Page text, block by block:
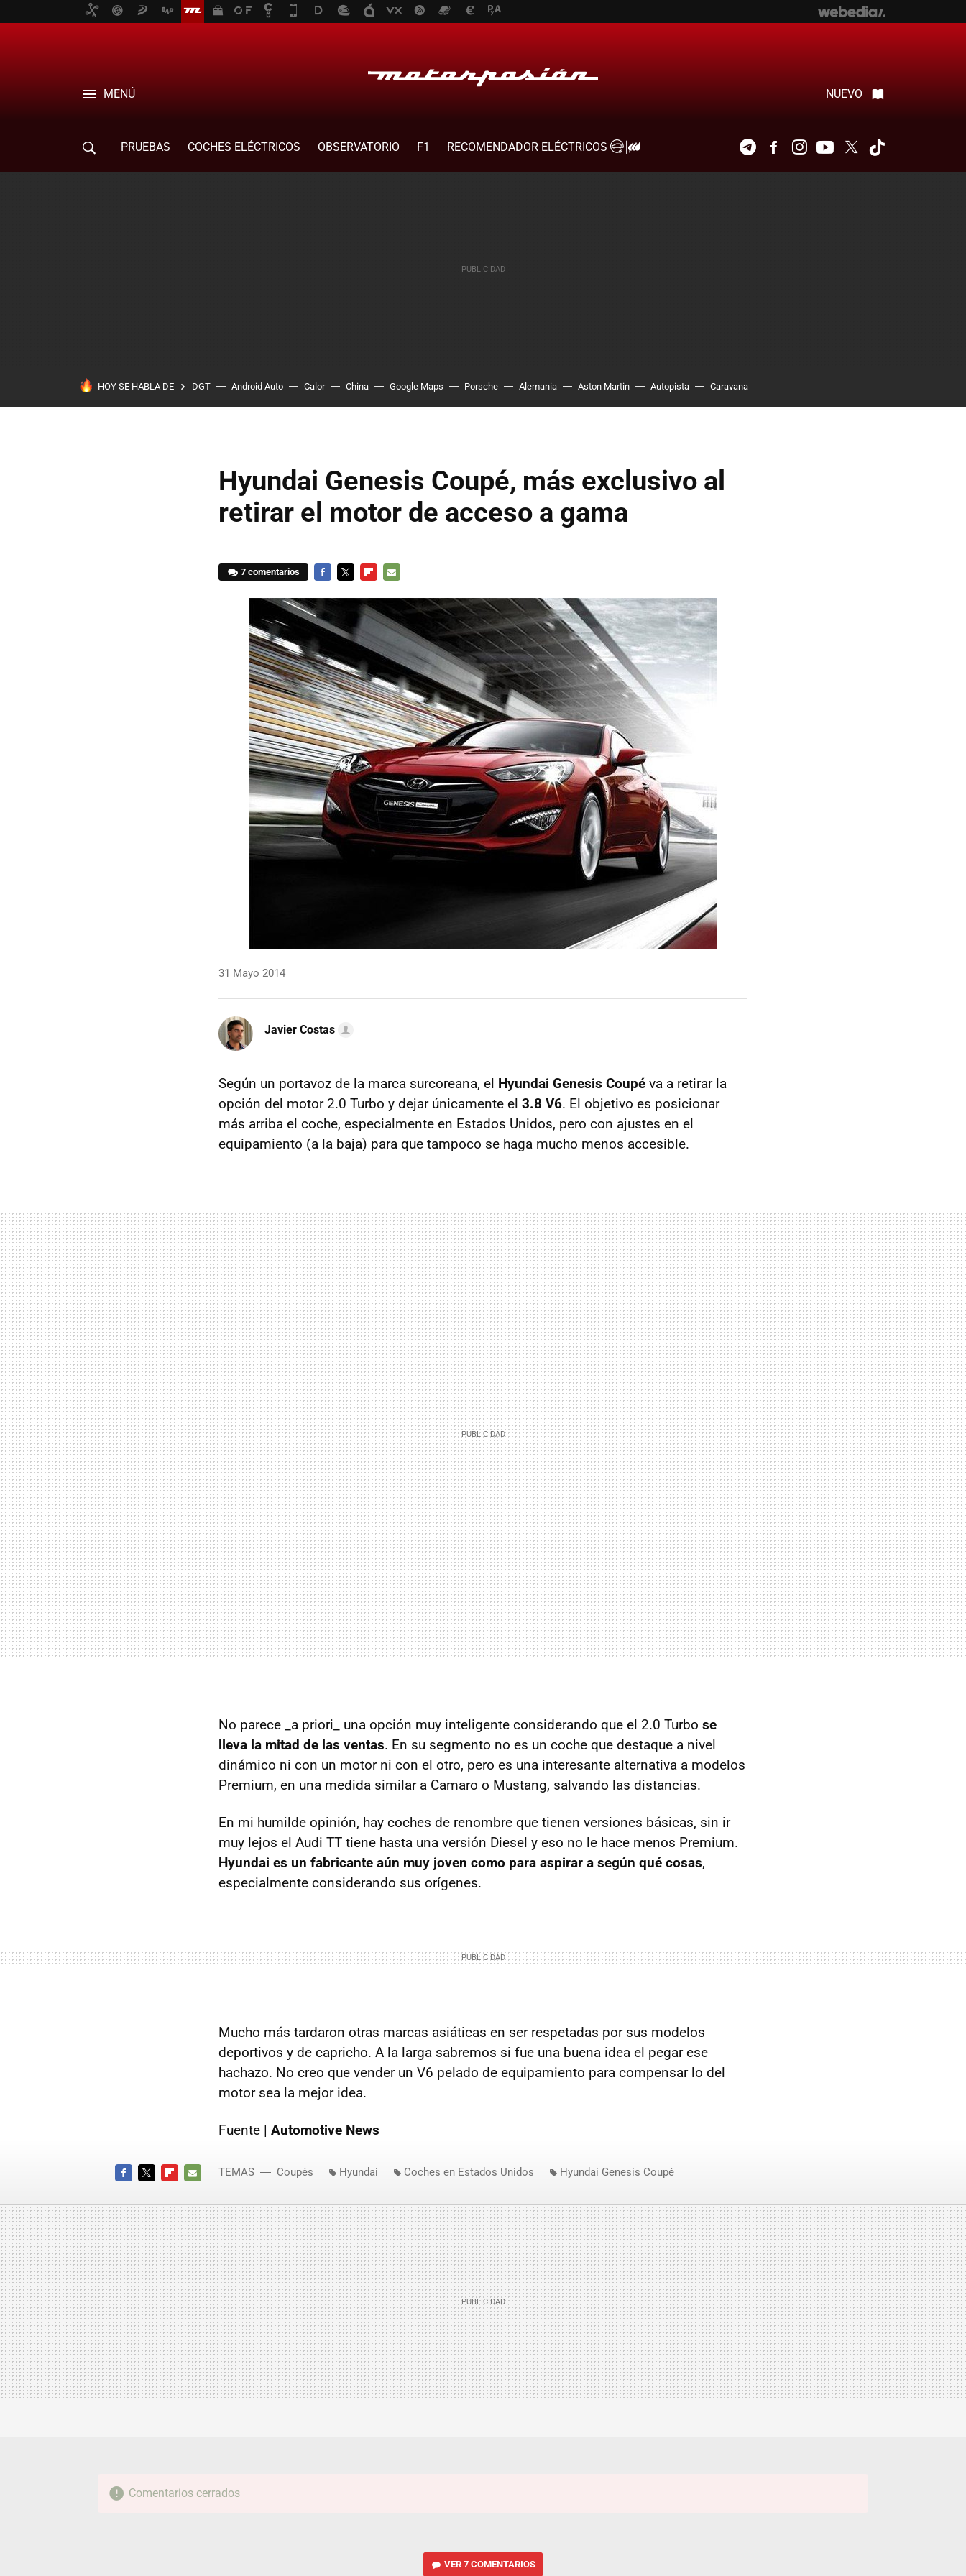
MENÚ NUEVO
PRUEBAS COCHES ELÉCTRICOS OBSERVATORIO F1
RECOMENDADOR ELÉCTRICOS
TelegramFacebookInstagramYoutubeTwitter
HOY SE HABLA DE DGT Android Auto Calor China Google Maps Porsche Alemania Aston Martin Autopista Caravana
Hyundai Genesis Coupé, más exclusivo al
retirar el motor de acceso a gama
7 comentarios
31 Mayo 2014
Javier Costas
Según un portavoz de la marca surcoreana, el Hyundai Genesis Coupé va a retirar la
opción del motor 2.0 Turbo y dejar únicamente el 3.8 V6. El objetivo es posicionar
más arriba el coche, especialmente en Estados Unidos, pero con ajustes en el
equipamiento (a la baja) para que tampoco se haga mucho menos accesible.
No parece _a priori_ una opción muy inteligente considerando que el 2.0 Turbo se
lleva la mitad de las ventas. En su segmento no es un coche que destaque a nivel
dinámico ni con un motor ni con el otro, pero es una interesante alternativa a modelos
Premium, en una medida similar a Camaro o Mustang, salvando las distancias.
En mi humilde opinión, hay coches de renombre que tienen versiones básicas, sin ir
muy lejos el Audi TT tiene hasta una versión Diesel y eso no le hace menos Premium.
Hyundai es un fabricante aún muy joven como para aspirar a según qué cosas,
especialmente considerando sus orígenes.
Mucho más tardaron otras marcas asiáticas en ser respetadas por sus modelos
deportivos y de capricho. A la larga sabremos si fue una buena idea el pegar ese
hachazo. No creo que vender un V6 pelado de equipamiento para compensar lo del
motor sea la mejor idea.
Fuente | Automotive News
MAIL
TEMAS Coupés Hyundai Coches en Estados Unidos Hyundai Genesis Coupé
Comentarios cerrados
VER7 COMENTARIOS